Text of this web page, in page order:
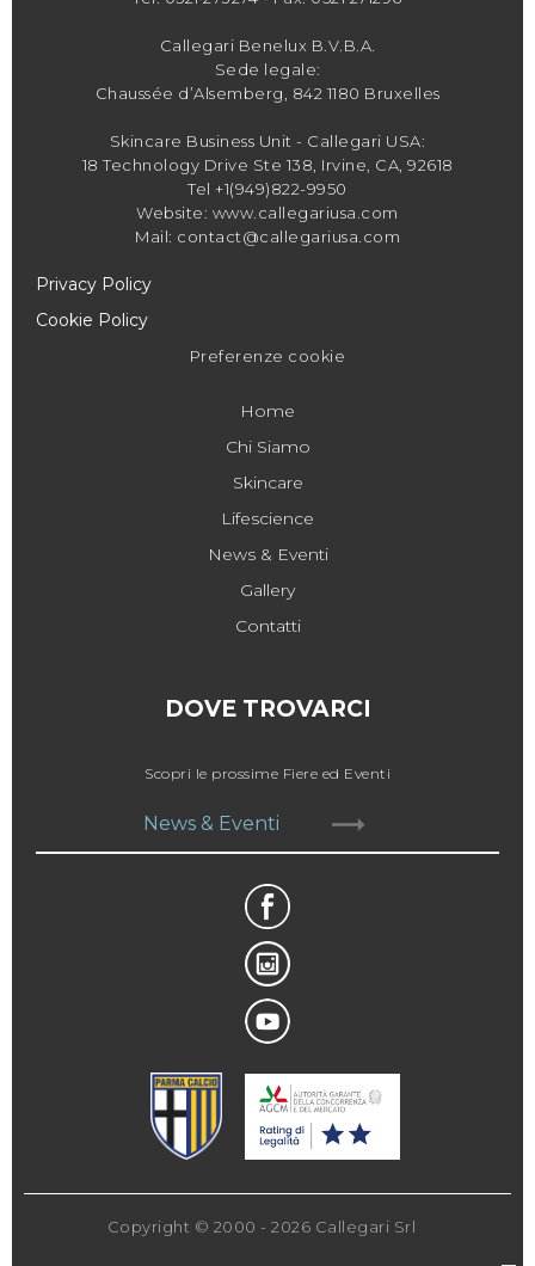
Callegari Benelux B.V.B.A.
Sede legale:
Chaussée d’Alsemberg, 842 1180 Bruxelles
Skincare Business Unit - Callegari USA:
18 Technology Drive Ste 138, Irvine, CA, 92618
Tel +1(949)822-9950
Website: www.callegariusa.com
Mail: contact@callegariusa.com
Privacy Policy
Cookie Policy
Preferenze cookie
Home
Chi Siamo
Skincare
Lifescience
News & Eventi
Gallery
Contatti
DOVE TROVARCI
Scopri le prossime Fiere ed Eventi
News & Eventi
Copyright © 2000 - 2026 Callegari Srl